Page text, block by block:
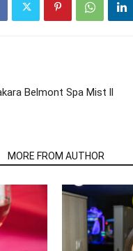
Belmont Spa Mist ll
MORE FROM AUTHOR